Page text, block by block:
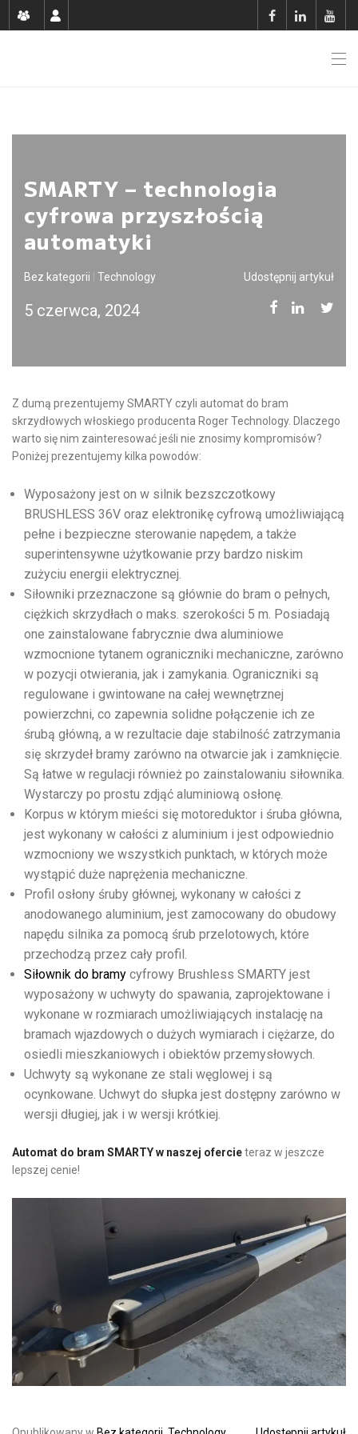
SMARTY – technologia
cyfrowa przyszłością
automatyki
Bez kategorii Technology
5 czerwca, 2024
Udostępnij artykuł
Z dumą prezentujemy SMARTY czyli automat do bram
skrzydłowych włoskiego producenta Roger Technology. Dlaczego
warto się nim zainteresować jeśli nie znosimy kompromisów?
Poniżej prezentujemy kilka powodów:
Wyposażony jest on w silnik bezszczotkowy
BRUSHLESS 36V oraz elektronikę cyfrową umożliwiającą
pełne i bezpieczne sterowanie napędem, a także
superintensywne użytkowanie przy bardzo niskim
zużyciu energii elektrycznej.
Siłowniki przeznaczone są głównie do bram o pełnych,
ciężkich skrzydłach o maks. szerokości 5 m. Posiadają
one zainstalowane fabrycznie dwa aluminiowe
wzmocnione tytanem ograniczniki mechaniczne, zarówno
w pozycji otwierania, jak i zamykania. Ograniczniki są
regulowane i gwintowane na całej wewnętrznej
powierzchni, co zapewnia solidne połączenie ich ze
śrubą główną, a w rezultacie daje stabilność zatrzymania
się skrzydeł bramy zarówno na otwarcie jak i zamknięcie.
Są łatwe w regulacji również po zainstalowaniu siłownika.
Wystarczy po prostu zdjąć aluminiową osłonę.
Korpus w którym mieści się motoreduktor i śruba główna,
jest wykonany w całości z aluminium i jest odpowiednio
wzmocniony we wszystkich punktach, w których może
wystąpić duże naprężenia mechaniczne.
Profil osłony śruby głównej, wykonany w całości z
anodowanego aluminium, jest zamocowany do obudowy
napędu silnika za pomocą śrub przelotowych, które
przechodzą przez cały profil.
Siłownik do bramy cyfrowy Brushless SMARTY jest
wyposażony w uchwyty do spawania, zaprojektowane i
wykonane w rozmiarach umożliwiających instalację na
bramach wjazdowych o dużych wymiarach i ciężarze, do
osiedli mieszkaniowych i obiektów przemysłowych.
Uchwyty są wykonane ze stali węglowej i są
ocynkowane. Uchwyt do słupka jest dostępny zarówno w
wersji długiej, jak i w wersji krótkiej.
Automat do bram SMARTY w naszej ofercieteraz w jeszcze
lepszej cenie!